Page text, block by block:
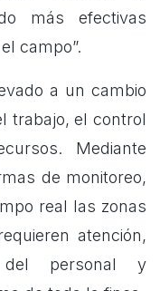
más efectivas
campo”.
a un cambio
trabajo, el control
Mediante
de monitoreo,
real las zonas
atención,
del personal y